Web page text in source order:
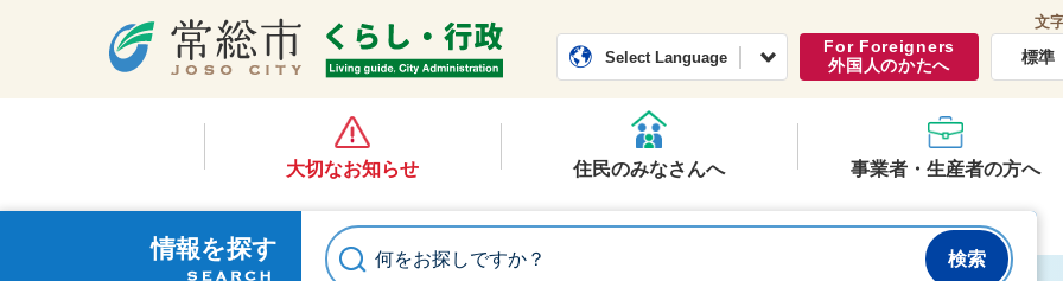
常総市公式ホームページくらし・行政
Select Language
For Foreigners
外国人のかたへ
文
標準
大切なお知らせ 住民のみなさんへ 事業者・生産者の方へ
情報を探す